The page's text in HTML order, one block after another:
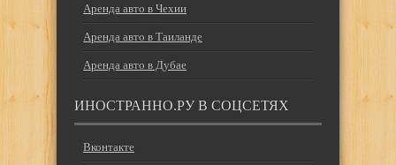
Аренда авто в Чехии
Аренда авто в Таиланде
Аренда авто в Дубае
ИНОСТРАННО.РУ В СОЦСЕТЯХ
Вконтакте